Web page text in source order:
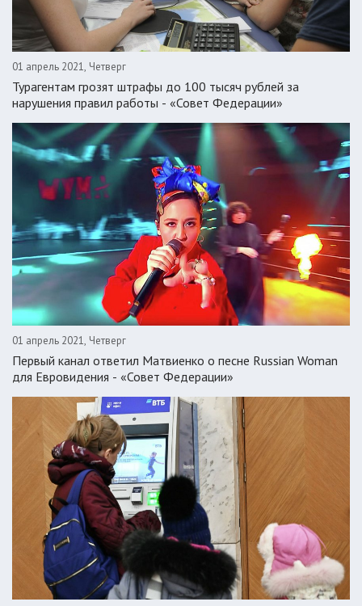
01 апрель 2021, Четверг
Турагентам грозят штрафы до 100 тысяч рублей за
нарушения правил работы - «Совет Федерации»
01 апрель 2021, Четверг
Первый канал ответил Матвиенко о песне Russian Woman
для Евровидения - «Совет Федерации»